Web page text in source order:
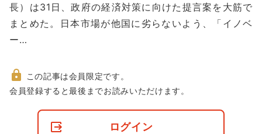
長）は31日、政府の経済対策に向けた提言案を大筋で
まとめた。日本市場が他国に劣らないよう、「イノベ
ー…
非
この記事は会員限定です。
会員登録すると最後までお読みいただけます。
ログイン